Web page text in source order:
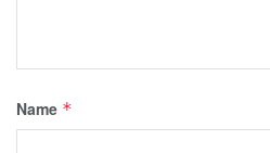
Name *